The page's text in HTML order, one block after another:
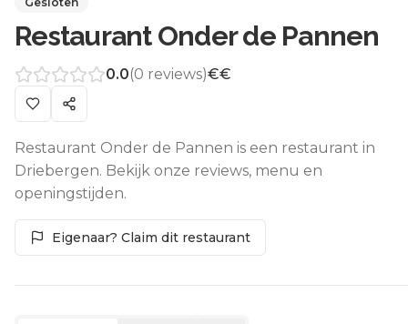
Restaurant Onder de Pannen
0.0(0 reviews)€€
Restaurant Onder de Pannen is een restaurant in
Driebergen. Bekijk onze reviews, menu en
openingstijden.
Eigenaar? Claim dit restaurant